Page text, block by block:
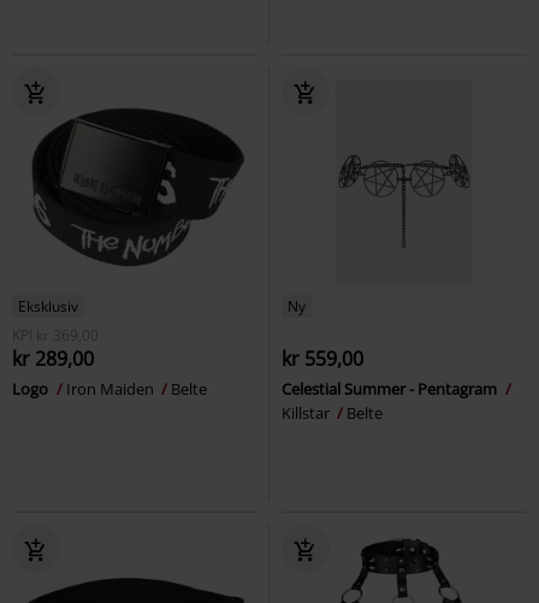
Eksklusiv
KPI
kr 369,00
kr 289,00
Logo Iron Maiden Belte
Ny
kr 559,00
Celestial Summer - Pentagram
Killstar
Belte